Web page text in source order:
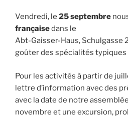
Vendredi, le 25 septembre
françaisedans le
Abt-Gaisser-Haus, Schulgasse
goûter des spécialités typiques
Pour les activités à partir de
lettre d’information avec des
avec la date de notre
novembre et une excursion,